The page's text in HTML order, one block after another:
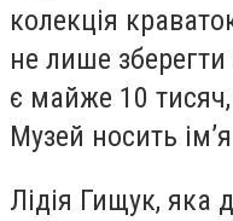
колекція
не лише
є майже 10
Музей носить
Лідія Гищук, яка